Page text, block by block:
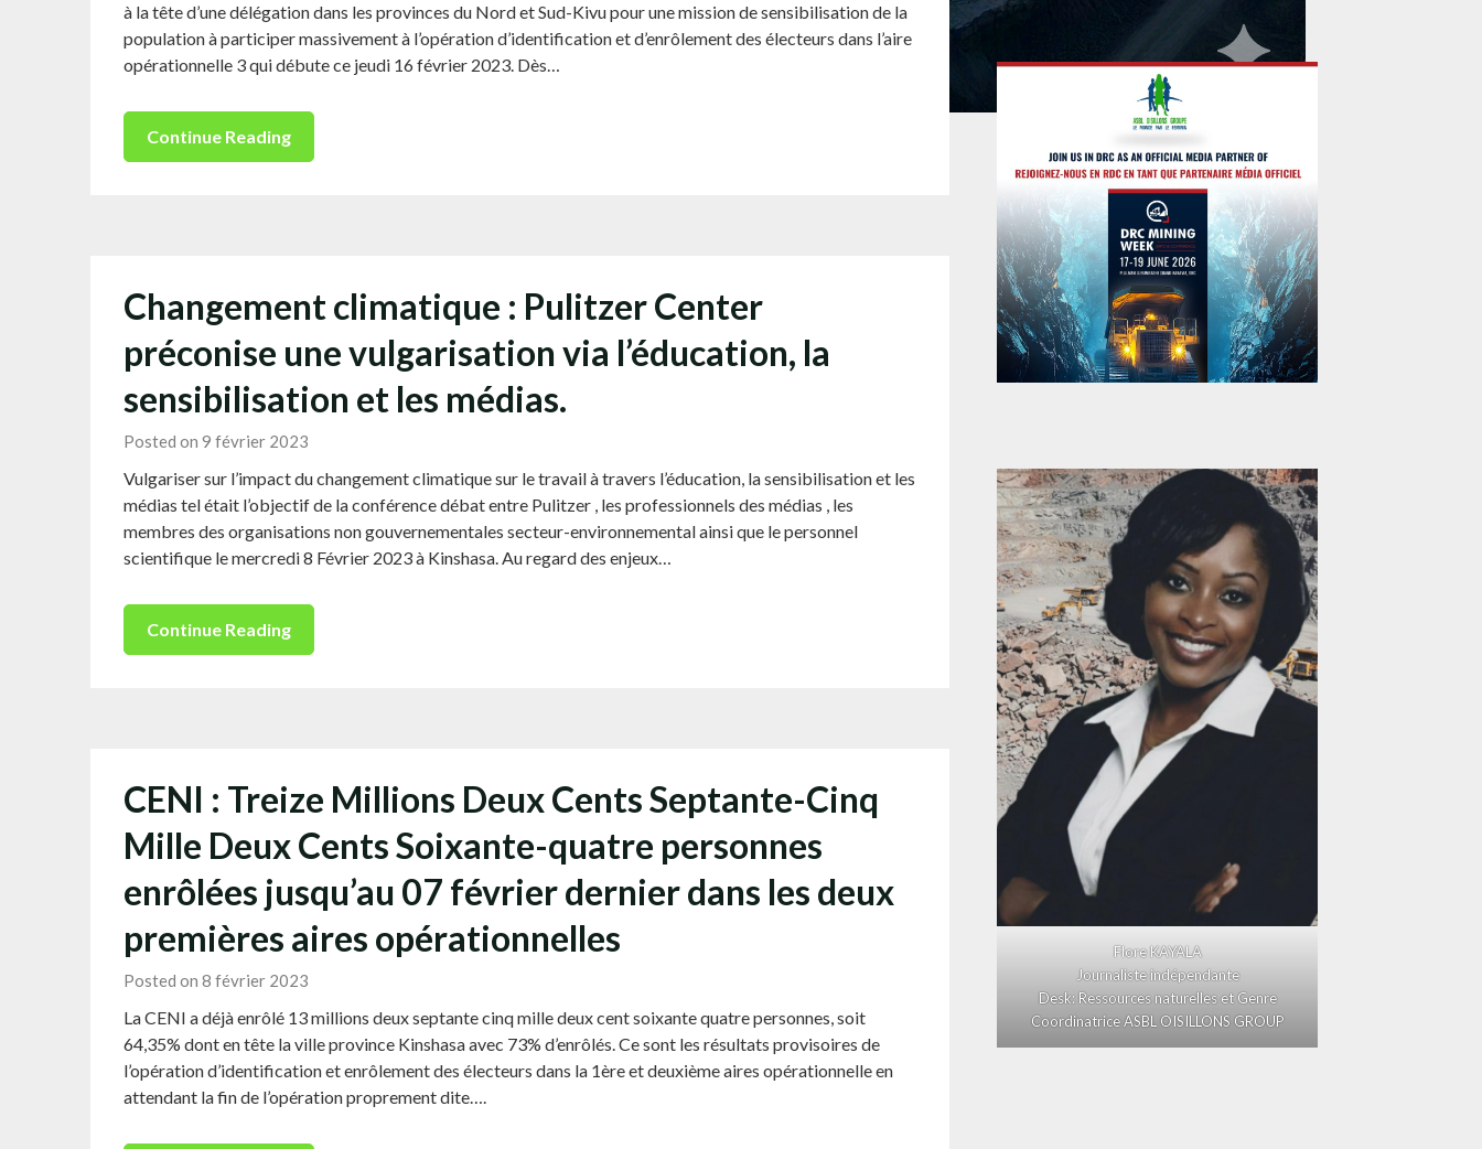
à la tête d’une délégation dans les provinces du Nord et Sud-Kivu pour une mission de sensibilisation de la
population à participer massivement à l’opération d’identification et d’enrôlement des électeurs dans l’aire
opérationnelle 3 qui débute ce jeudi 16 février 2023. Dès…
Continue Reading
Changement climatique : Pulitzer Center
préconise une vulgarisation via l’éducation, la
sensibilisation et les médias.
Posted on 9 février 2023
Vulgariser sur l’impact du changement climatique sur le travail à travers l’éducation, la sensibilisation et les
médias tel était l’objectif de la conférence débat entre Pulitzer , les professionnels des médias , les
membres des organisations non gouvernementales secteur-environnemental ainsi que le personnel
scientifique le mercredi 8 Février 2023 à Kinshasa. Au regard des enjeux…
Continue Reading
CENI : Treize Millions Deux Cents Septante-Cinq
Mille Deux Cents Soixante-quatre personnes
enrôlées jusqu’au 07 février dernier dans les deux
premières aires opérationnelles
Posted on 8 février 2023
La CENI a déjà enrôlé 13 millions deux septante cinq mille deux cent soixante quatre personnes, soit
64,35% dont en tête la ville province Kinshasa avec 73% d’enrôlés. Ce sont les résultats provisoires de
l’opération d’identification et enrôlement des électeurs dans la 1ère et deuxième aires opérationnelle en
attendant la fin de l’opération proprement dite….
Flore KAYALA
Journaliste indépendante
Desk: Ressources naturelles et Genre
Coordinatrice ASBL OISILLONS GROUP